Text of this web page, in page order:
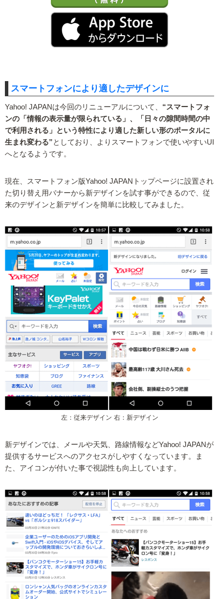
スマートフォンにより適したデザインに
Yahoo! JAPANは今回のリニューアルについて、 “スマートフォ
ンの「情報の表示量が限られている」、「日々の隙間時間の中
で利用される」という特性により適した新しい形のポータルに
生まれ変わる”としており、よりスマートフォンで使いやすいUI
へとなるようです。
現在、スマートフォン版Yahoo! JAPANトップページに設置され
た切り替え用バナーから新デザインを試す事ができるので、従
来のデザインと新デザインを簡単に比較してみました。
左：従来デザイン 右：新デザイン
新デザインでは、メールや天気、路線情報などYahoo! JAPANが
提供するサービスへのアクセスがしやすくなっています。ま
た、アイコンが付いた事で視認性も向上しています。